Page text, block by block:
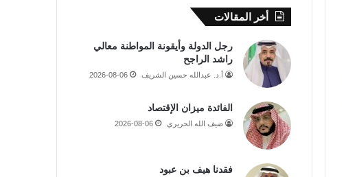
أخر المقالات
رجل الدولة وأيقونة المواطنة معالي
راشد الراجح
أ.د. عبدالله حسين الشريف 2026-08-06
الفائدة ميزان الإقتصاد
ضيف الله الحريري 2026-08-06
فقدنا هيف بن عبود